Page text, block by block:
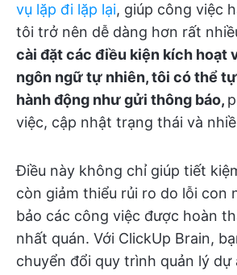
vụ lặp đi lặp lại, giúp công việc
tôi trở nên dễ dàng hơn rất
cài đặt các điều kiện kích hoạt
ngôn ngữ tự nhiên, tôi có thể
hành động như gửi thông báo,
việc, cập nhật trạng thái và
Điều này không chỉ giúp tiết
còn giảm thiểu rủi ro do lỗi con
bảo các công việc được hoàn
nhất quán. Với ClickUp Brain,
chuyển đổi quy trình quản lý